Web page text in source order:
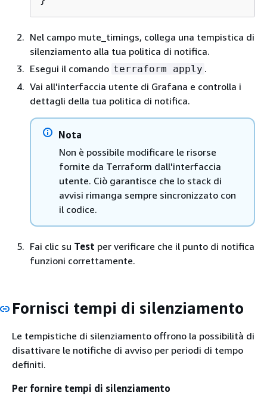
Nel campo mute_timings, collega una tempistica di
silenziamento alla tua politica di notifica.
Esegui il comando terraform apply .
Vai all'interfaccia utente di Grafana e controlla i
dettagli della tua politica di notifica.
Nota
Non è possibile modificare le risorse
fornite da Terraform dall'interfaccia
utente. Ciò garantisce che lo stack di
avvisi rimanga sempre sincronizzato con
il codice.
Fai clic su Test per verificare che il punto di notifica
funzioni correttamente.
Fornisci tempi di silenziamento
Le tempistiche di silenziamento offrono la possibilità di
disattivare le notifiche di avviso per periodi di tempo
definiti.
Per fornire tempi di silenziamento